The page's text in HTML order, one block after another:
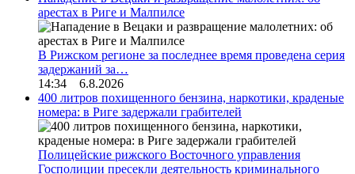
арестах в Риге и Малпилсе
В Рижском регионе за последнее время проведена серия
задержаний за…
14:34 6.8.2026
400 литров похищенного бензина, наркотики, краденые
номера: в Риге задержали грабителей
Полицейские рижского Восточного управления
Госполиции пресекли деятельность криминального